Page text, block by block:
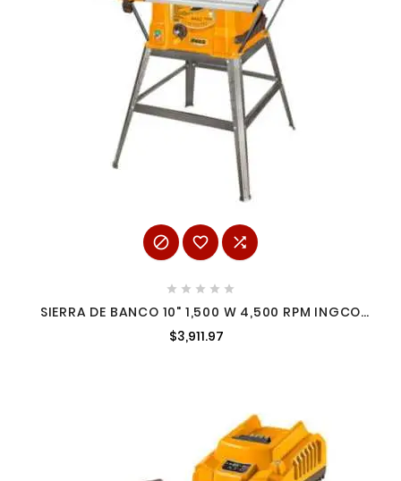
  
    
SIERRA DE BANCO 10" 1,500 W 4,500 RPM INGCO
UTS150078
$3,911.97